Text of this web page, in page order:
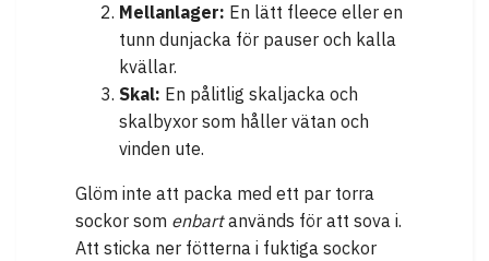
Mellanlager: En lätt fleece eller en
tunn dunjacka för pauser och kalla
kvällar.
Skal: En pålitlig skaljacka och
skalbyxor som håller vätan och
vinden ute.
Glöm inte att packa med ett par torra
sockor som enbartanvänds för att sova i.
Att sticka ner fötterna i fuktiga sockor